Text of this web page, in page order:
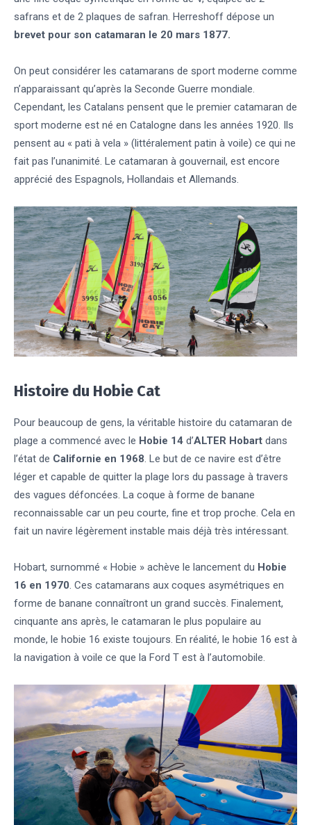
safrans et de 2 plaques de safran. Herreshoff dépose un
brevet pour son catamaran le 20 mars 1877.
On peut considérer les catamarans de sport moderne comme
n’apparaissant qu’après la Seconde Guerre mondiale.
Cependant, les Catalans pensent que le premier catamaran de
sport moderne est né en Catalogne dans les années 1920. Ils
pensent au « pati à vela » (littéralement patin à voile) ce qui ne
fait pas l’unanimité. Le catamaran à gouvernail, est encore
apprécié des Espagnols, Hollandais et Allemands.
Histoire du Hobie Cat
Pour beaucoup de gens, la véritable histoire du catamaran de
plage a commencé avec le Hobie 14 d’ALTER Hobart dans
l’état de Californie en 1968 . Le but de ce navire est d’être
léger et capable de quitter la plage lors du passage à travers
des vagues défoncées. La coque à forme de banane
reconnaissable car un peu courte, fine et trop proche. Cela en
fait un navire légèrement instable mais déjà très intéressant.
Hobart, surnommé « Hobie » achève le lancement du Hobie
16 en 1970 . Ces catamarans aux coques asymétriques en
forme de banane connaîtront un grand succès. Finalement,
cinquante ans après, le catamaran le plus populaire au
monde, le hobie 16 existe toujours. En réalité, le hobie 16 est à
la navigation à voile ce que la Ford T est à l’automobile.